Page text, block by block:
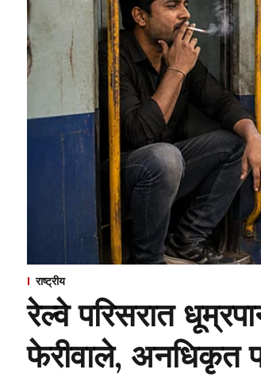
राष्ट्रीय
रेल्वे परिसरात
फेरीवाले, अनधिकृत